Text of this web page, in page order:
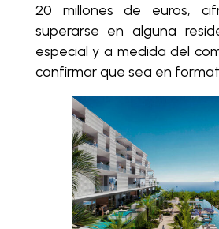
20 millones de euros,
superarse en alguna
especial y a medida del
confirmar que sea en